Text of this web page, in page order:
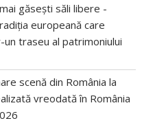
găsești săli libere -
europeană care
traseu al patrimoniului
scenă din România la
vreodată în România